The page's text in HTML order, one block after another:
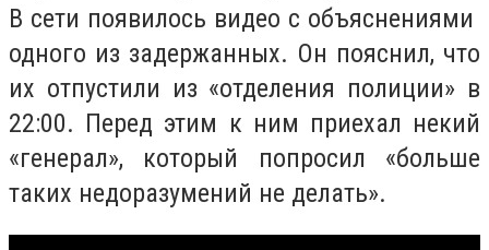
В сети появилось видео с объяснениями
одного из задержанных. Он пояснил, что
их отпустили из «отделения полиции» в
22:00. Перед этим к ним приехал некий
«генерал», который попросил «больше
таких недоразумений не делать».